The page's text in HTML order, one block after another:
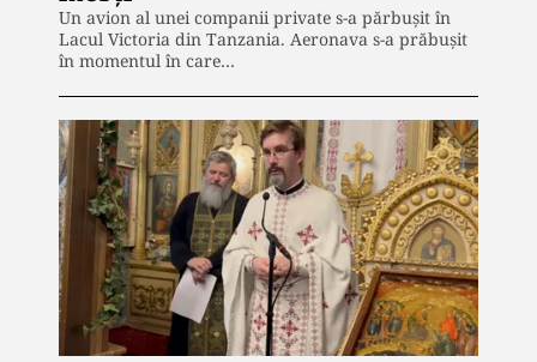
Un avion al unei companii private s-a părbușit în
Lacul Victoria din Tanzania. Aeronava s-a prăbușit
în momentul în care…